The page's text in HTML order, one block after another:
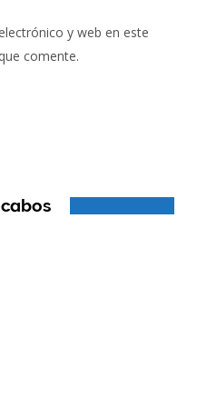
y web en este
comente.